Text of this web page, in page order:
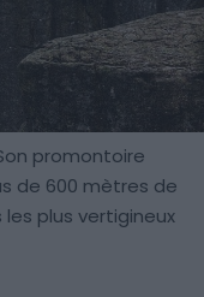
promontoire
de 600 mètres de
plus vertigineux